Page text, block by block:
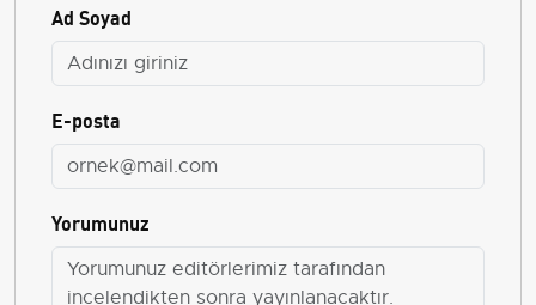
Ad Soyad
E-posta
Yorumunuz